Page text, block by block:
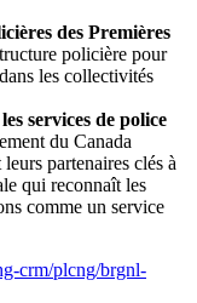
des Premières
policière pour
les collectivités
services de police
du Canada
partenaires clés à
qui reconnaît les
comme un service
crm/plcng/brgnl-